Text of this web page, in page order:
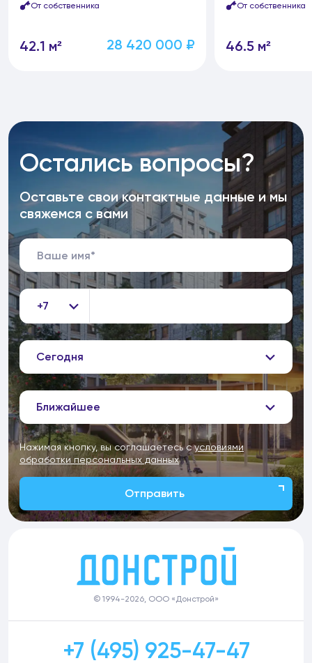
От собственника
42.1 м² 28 420 000 ₽
От собственника
46.5 м²
Остались вопросы?
Оставьте свои контактные данные и мы
свяжемся с вами
+7
Сегодня
Ближайшее
Нажимая кнопку, вы соглашаетесь сусловиями
обработки персональных данных
Отправить
© 1994-2026, ООО «Донстрой»
+7 (495) 925-47-47